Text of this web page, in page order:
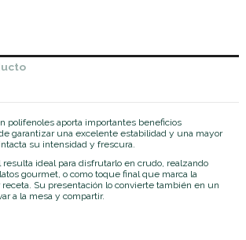
polifenoles aporta importantes beneficios
garantizar una excelente estabilidad y una mayor
su intensidad y frescura.
ideal para disfrutarlo en crudo, realzando
gourmet, o como toque final que marca la
Su presentación lo convierte también en un
a la mesa y compartir.